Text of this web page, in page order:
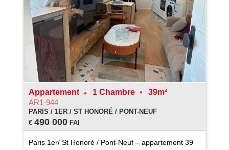
Appartement 1 Chambre
39m²
AR1-944
PARIS / 1ER / ST HONORÉ / PONT-NEUF
€ 490 000FAI
Paris 1er/ St Honoré / Pont-Neuf – appartement 39